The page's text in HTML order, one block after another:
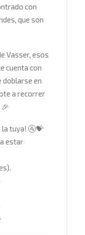
con
que son
Vasser, esos
cuenta con
doblarse en
a recorrer
🎉
la tuya! 🚰💝
estar